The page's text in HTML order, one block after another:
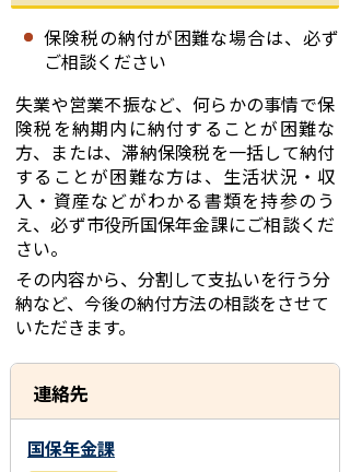
保険税の納付が困難な場合は、必ず
ご相談ください
失業や営業不振など、何らかの事情で保
険税を納期内に納付することが困難な
方、または、滞納保険税を一括して納付
することが困難な方は、生活状況・収
入・資産などがわかる書類を持参のう
え、必ず市役所国保年金課にご相談くだ
さい。
その内容から、分割して支払いを行う分
納など、今後の納付方法の相談をさせて
いただきます。
連絡先
国保年金課